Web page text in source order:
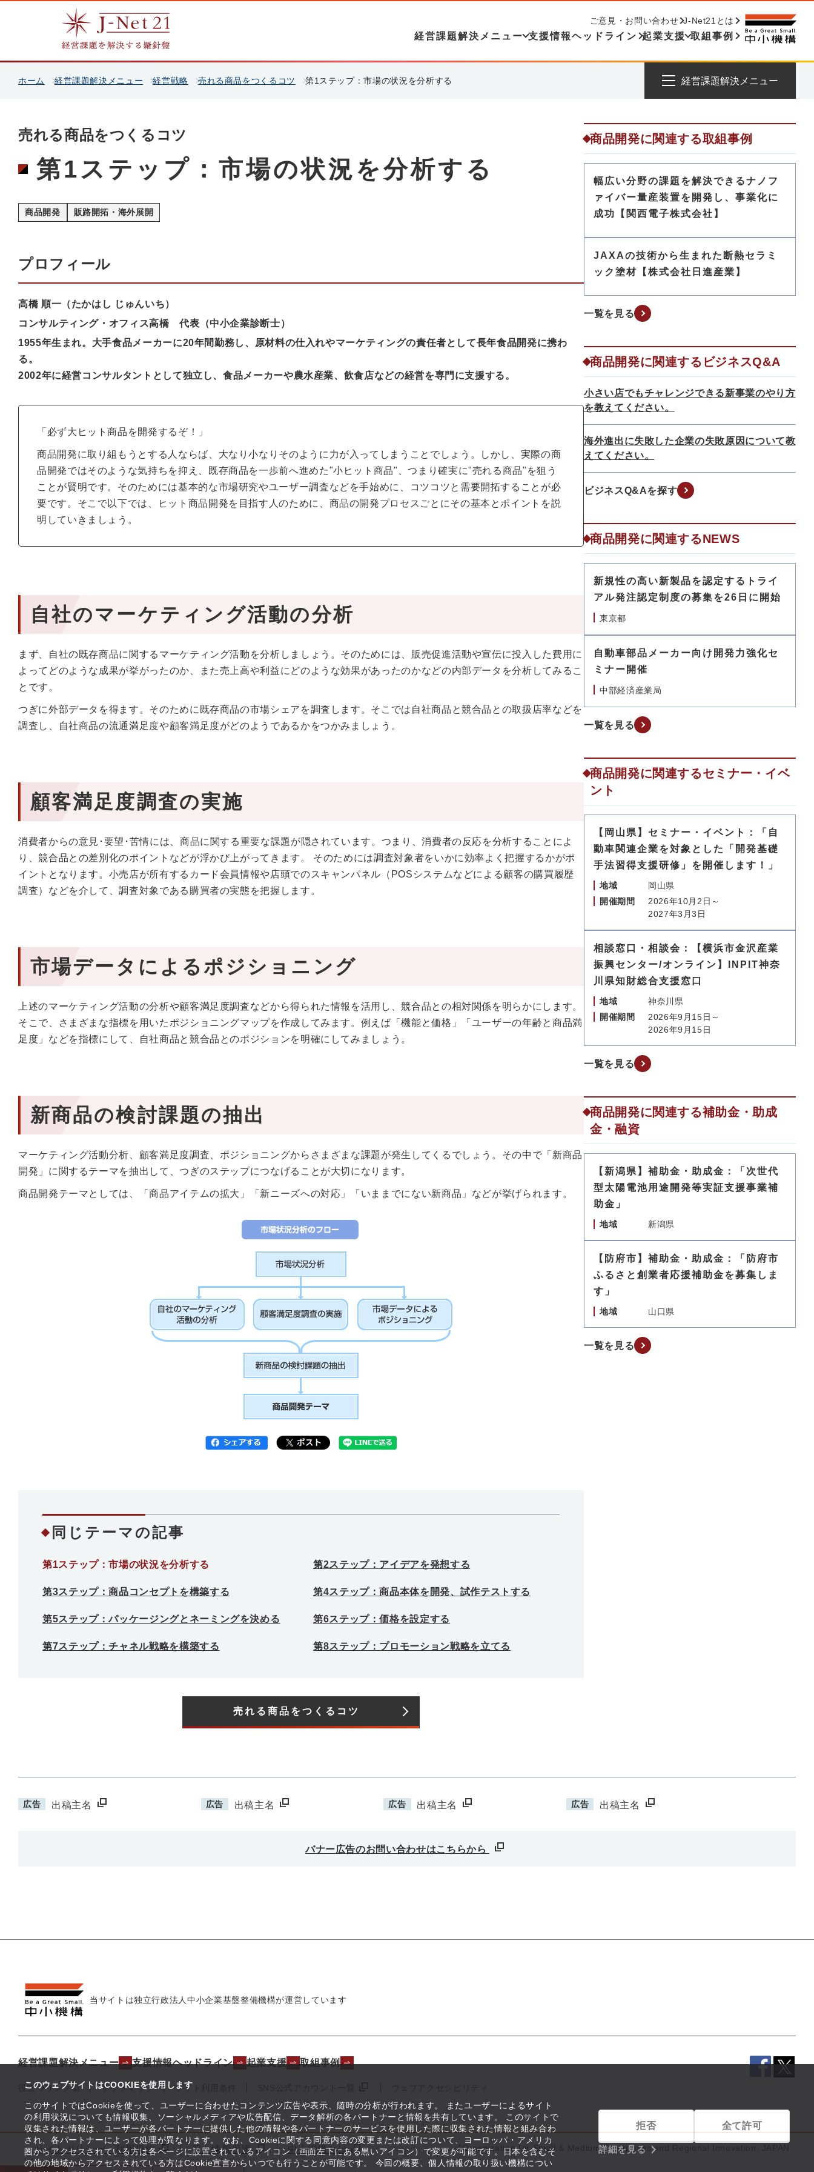
このウェブサイトはCOOKIEを使用します
このサイトではCookieを使って、ユーザーに合わせたコンテンツ広告や表示、随時の分析が行われます。 またユーザーによるサイト
の利用状況についても情報収集、ソーシャルメディアや広告配信、データ解析の各パートナーと情報を共有しています。 このサイトで
収集された情報は、ユーザーが各パートナーに提供した他の情報や各パートナーのサービスを使用した際に収集された情報と組み合わ
され、各パートナーによって処理が異なります。 なお、Cookieに関する同意内容の変更または改訂について、ヨーロッパ・アメリカ
圏からアクセスされている方は各ページに設置されているアイコン（画面左下にある黒いアイコン）で変更が可能です。日本を含むそ
の他の地域からアクセスされている方はCookie宣言からいつでも行うことが可能です。 今回の概要、個人情報の取り扱い機構につい
拒否 全て許可
詳細を見る
経営課題解決メニュー 支援情報ヘッドライン 起業支援 取組事例
ご意見・お問い合わせ J-Net21とは
ホーム 経営課題解決メニュー 経営戦略 売れる商品をつくるコツ 第1ステップ：市場の状況を分析する 経営課題解決メニュー
売れる商品をつくるコツ
第1ステップ：市場の状況を分析する
商品開発 販路開拓・海外展開
プロフィール
高橋 順一（たかはし じゅんいち）
コンサルティング・オフィス高橋 代表（中小企業診断士）
1955年生まれ。大手食品メーカーに20年間勤務し、原材料の仕入れやマーケティングの責任者として長年食品開発に携わ
る。
2002年に経営コンサルタントとして独立し、食品メーカーや農水産業、飲食店などの経営を専門に支援する。
「必ず大ヒット商品を開発するぞ！」
商品開発に取り組もうとする人ならば、大なり小なりそのように力が入ってしまうことでしょう。しかし、実際の商
品開発ではそのような気持ちを抑え、既存商品を一歩前へ進めた"小ヒット商品"、つまり確実に"売れる商品"を狙う
ことが賢明です。そのためには基本的な市場研究やユーザー調査などを手始めに、コツコツと需要開拓することが必
要です。そこで以下では、ヒット商品開発を目指す人のために、商品の開発プロセスごとにその基本とポイントを説
明していきましょう。
自社のマーケティング活動の分析
まず、自社の既存商品に関するマーケティング活動を分析しましょう。そのためには、販売促進活動や宣伝に投入した費用に
よってどのような成果が挙がったのか、また売上高や利益にどのような効果があったのかなどの内部データを分析してみるこ
とです。
つぎに外部データを得ます。そのために既存商品の市場シェアを調査します。そこでは自社商品と競合品との取扱店率などを
調査し、自社商品の流通満足度や顧客満足度がどのようであるかをつかみましょう。
顧客満足度調査の実施
消費者からの意見･要望･苦情には、商品に関する重要な課題が隠されています。つまり、消費者の反応を分析することによ
り、競合品との差別化のポイントなどが浮かび上がってきます。 そのためには調査対象者をいかに効率よく把握するかがポ
イントとなります。小売店が所有するカード会員情報や店頭でのスキャンパネル（POSシステムなどによる顧客の購買履歴
調査）などを介して、調査対象である購買者の実態を把握します。
市場データによるポジショニング
上述のマーケティング活動の分析や顧客満足度調査などから得られた情報を活用し、競合品との相対関係を明らかにします。
そこで、さまざまな指標を用いたポジショニングマップを作成してみます。例えば「機能と価格」「ユーザーの年齢と商品満
足度」などを指標にして、自社商品と競合品とのポジションを明確にしてみましょう。
新商品の検討課題の抽出
マーケティング活動分析、顧客満足度調査、ポジショニングからさまざまな課題が発生してくるでしょう。その中で「新商品
開発」に関するテーマを抽出して、つぎのステップにつなげることが大切になります。
商品開発テーマとしては、「商品アイテムの拡大」「新ニーズへの対応」「いままでにない新商品」などが挙げられます。
同じテーマの記事
第1ステップ：市場の状況を分析する 第2ステップ：アイデアを発想する
第3ステップ：商品コンセプトを構築する 第4ステップ：商品本体を開発、試作テストする
第5ステップ：パッケージングとネーミングを決める 第6ステップ：価格を設定する
第7ステップ：チャネル戦略を構築する 第8ステップ：プロモーション戦略を立てる
売れる商品をつくるコツ​
商品開発に関連する取組事例
幅広い分野の課題を解決できるナノフ
ァイバー量産装置を開発し、事業化に
成功【関西電子株式会社】
JAXAの技術から生まれた断熱セラミ
ック塗材【株式会社日進産業】
一覧を見る
商品開発に関連するビジネスQ&A
小さい店でもチャレンジできる新事業のやり方
を教えてください。
海外進出に失敗した企業の失敗原因について教
えてください。
ビジネスQ&Aを探す
商品開発に関連するNEWS
新規性の高い新製品を認定するトライ
アル発注認定制度の募集を26日に開始
東京都
自動車部品メーカー向け開発力強化セ
ミナー開催
中部経済産業局
一覧を見る
商品開発に関連するセミナー・イベ
ント
【岡山県】セミナー・イベント：「自
動車関連企業を対象とした「開発基礎
手法習得支援研修」を開催します！」
地域
岡山県
開催期間
2026年10月2日～
2027年3月3日
相談窓口・相談会：【横浜市金沢産業
振興センター/オンライン】INPIT神奈
川県知財総合支援窓口
地域
神奈川県
開催期間
2026年9月15日～
2026年9月15日
一覧を見る
商品開発に関連する補助金・助成
金・融資
【新潟県】補助金・助成金：「次世代
型太陽電池用途開発等実証支援事業補
助金」
地域 新潟県
【防府市】補助金・助成金：「防府市
ふるさと創業者応援補助金を募集しま
す」
地域 山口県
一覧を見る
広告 出稿主名 広告 出稿主名 広告 出稿主名 広告 出稿主名
バナー広告のお問い合わせはこちらから
当サイトは独立行政法人中小企業基盤整備機構が運営しています
経営課題解決メニュー 支援情報ヘッドライン 起業支援 取組事例
役立つリンク集 サイトマップ サイト利用条件
サイトポリシー・利用規約 個人情報保護 中小機構とは ©Organization for Small & Medium Enterprises and Regional Innovation, JAPAN